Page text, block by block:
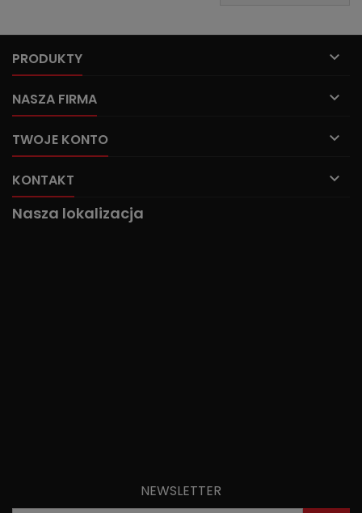
PRODUKTY 
NASZA FIRMA 
TWOJE KONTO 
KONTAKT 
Nasza lokalizacja
NEWSLETTER